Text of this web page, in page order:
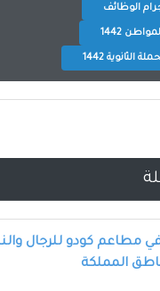
الوظائف
1442
الثانوية 1442
مطاعم كودو للرجال
المملكة